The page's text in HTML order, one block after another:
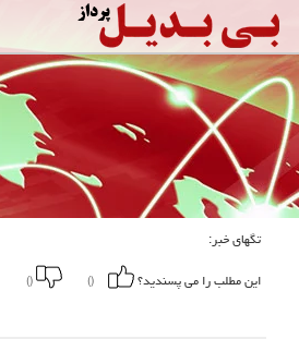
تگهای خبر:
این مطلب را می پسندید؟
()
()